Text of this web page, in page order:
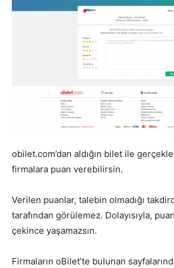
obilet.com’dan aldığın bilet ile
firmalara puan verebilirsin.
Verilen puanlar, talebin olmadığı
tarafından görülemez. Dolayısıyla,
çekince yaşamazsın.
Firmaların oBilet’te bulunan